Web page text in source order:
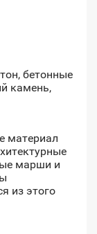
бетонные
камень,
материал
марши и
из этого